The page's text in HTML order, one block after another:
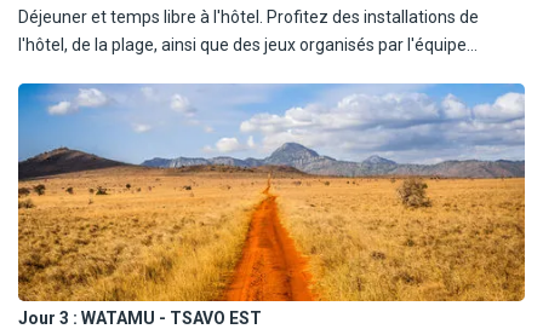
Déjeuner et temps libre à l'hôtel. Profitez des installations de
l'hôtel, de la plage, ainsi que des jeux organisés par l'équipe
Evasion Barracuda Resort 4*.
Jour 3 : WATAMU - TSAVO EST